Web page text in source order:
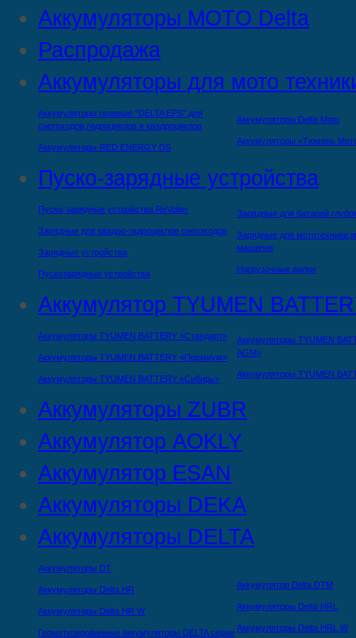
Аккумуляторы MOTO Delta
Распродажа
Аккумуляторы для мото
Аккумуляторы гелевые "DELTA EPS" для
снегоходов,гидроциклов и квадроциклов
Аккумуляторы RED ENERGY DS
Аккумуляторы Delta Moto
Аккумуляторы «Тюмень
Пуско-зарядные устройства
Пуско-зарядные устройства ReVolter
Зарядные для квадро-гидроциклов,снегоходов
Зарядные устройства
Пускозарядные устройства
Зарядные для батарей
Зарядные для
машинок
Нагрузочные вилки
Аккумулятор TYUMEN
Аккумуляторы TYUMEN BATTERY «Стандарт»
Аккумуляторы TYUMEN BATTERY «Премиум»
Аккумуляторы TYUMEN BATTERY «Сибирь»
Аккумуляторы TYUMEN
AGM»
Аккумуляторы TYUMEN
Аккумуляторы ZUBR
Аккумулятор AOKLY
Аккумулятор ESAN
Аккумуляторы DEKA
Аккумуляторы DELTA
Аккумуляторы DT
Аккумуляторы Delta HR
Аккумуляторы Delta HR W
Герметизированные аккумуляторы DELTA серии
Аккумулятор Delta DTМ
Аккумуляторы Delta HRL
Аккумуляторы Delta HRL W